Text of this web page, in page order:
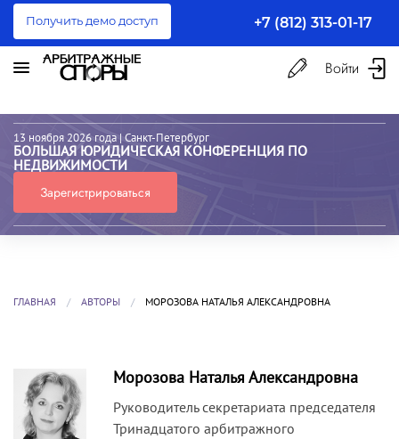
Получить демо доступ +7 (812) 313-01-17
Войти
13 ноября 2026 года | Санкт-Петербург
БОЛЬШАЯ ЮРИДИЧЕСКАЯ КОНФЕРЕНЦИЯ ПО
НЕДВИЖИМОСТИ
Зарегистрироваться
ГЛАВНАЯ АВТОРЫ МОРОЗОВА НАТАЛЬЯ АЛЕКСАНДРОВНА
Морозова Наталья Александровна
Руководитель секретариата председателя
Тринадцатого арбитражного